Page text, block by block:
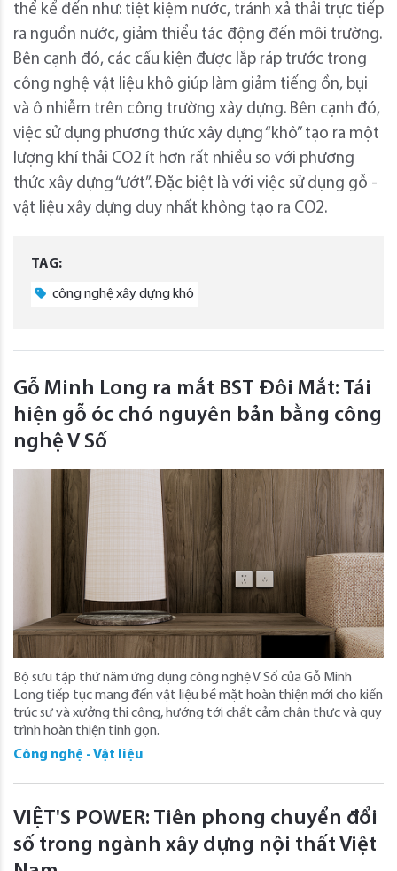
thể kể đến như: tiệt kiệm nước, tránh xả thải trực tiếp
ra nguồn nước, giảm thiểu tác động đến môi trường.
Bên cạnh đó, các cấu kiện được lắp ráp trước trong
công nghệ vật liệu khô giúp làm giảm tiếng ồn, bụi
và ô nhiễm trên công trường xây dựng. Bên cạnh đó,
việc sử dụng phương thức xây dựng “khô” tạo ra một
lượng khí thải CO2 ít hơn rất nhiều so với phương
thức xây dựng “ướt”. Đặc biệt là với việc sử dụng gỗ -
vật liệu xây dựng duy nhất không tạo ra CO2.
TAG:
công nghệ xây dựng khô
Gỗ Minh Long ra mắt BST Đôi Mắt: Tái
hiện gỗ óc chó nguyên bản bằng công
nghệ V Số
Bộ sưu tập thứ năm ứng dụng công nghệ V Số của Gỗ Minh
Long tiếp tục mang đến vật liệu bề mặt hoàn thiện mới cho kiến
trúc sư và xưởng thi công, hướng tới chất cảm chân thực và quy
trình hoàn thiện tinh gọn.
Công nghệ - Vật liệu
VIỆT'S POWER: Tiên phong chuyển đổi
số trong ngành xây dựng nội thất Việt